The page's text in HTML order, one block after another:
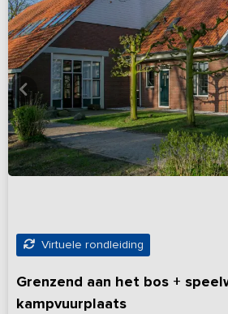
Virtuele rondleiding
Grenzend aan het bos +
kampvuurplaats